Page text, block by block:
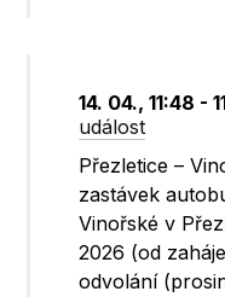
14. 04., 11:48 -
událost
Přezletice –
zastávek
Vinořské v
2026 (od
odvolání